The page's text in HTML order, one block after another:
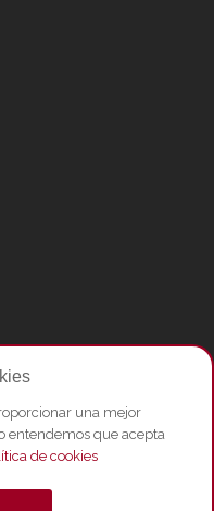
una mejor
entendemos que acepta
de cookies